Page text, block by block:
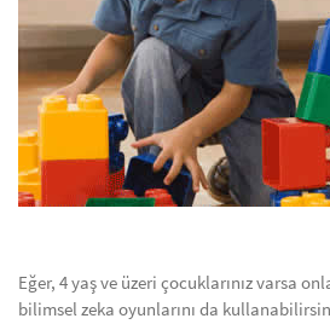
Eğer, 4 yaş ve üzeri çocuklarınız varsa
bilimsel zeka oyunlarını da